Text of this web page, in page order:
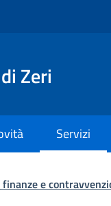
Zeri
Servizi
e